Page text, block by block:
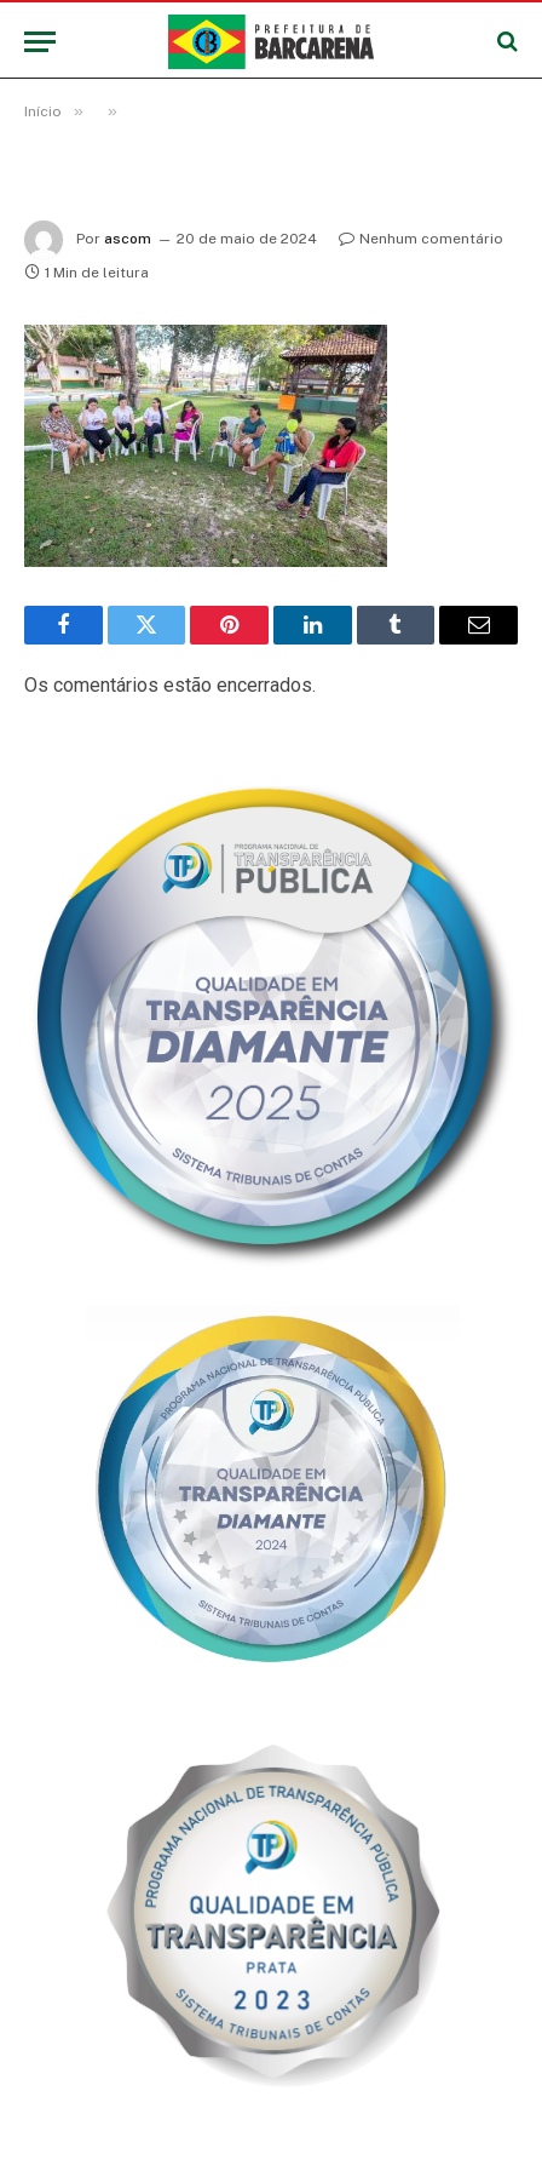
Início » »
Por ascom 20 de maio de 2024
Nenhum comentário
1 Min de leitura
FacebookTwitter Pinterest LinkedInTumblr
E-
Os comentários estão encerrados.